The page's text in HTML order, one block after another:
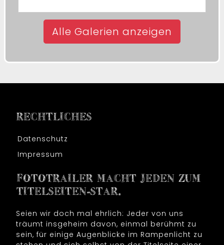
Alle Galerien anzeigen
RECHTLICHES
Datenschutz
Impressum
FOTOTRAILER MACHT JEDEN ZUM
TITELSEITEN-STAR.
Seien wir doch mal ehrlich: Jeder von uns
träumt insgeheim davon, einmal berühmt zu
sein, für einige Augenblicke im Rampenlicht zu